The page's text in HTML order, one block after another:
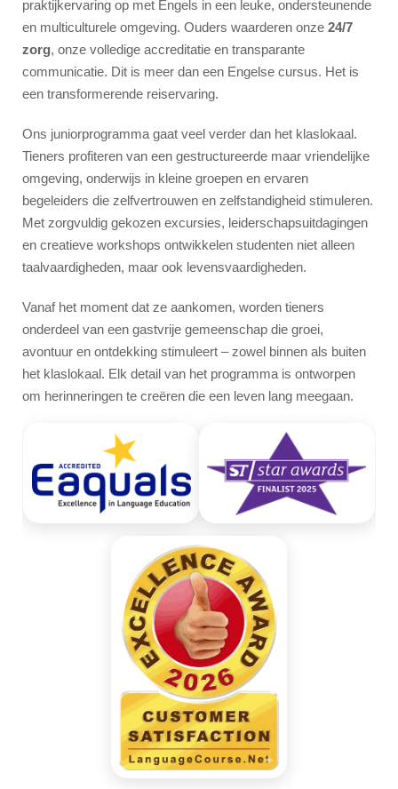
Zomerkamp
Vliegbegeleider
Offerte
praktijkervaring op met Engels in een leuke, ondersteunende
en multiculturele omgeving. Ouders waarderen onze 24/7
zorg, onze volledige accreditatie en transparante
communicatie. Dit is meer dan een Engelse cursus. Het is
een transformerende reiservaring.
Ons juniorprogramma gaat veel verder dan het klaslokaal.
Tieners profiteren van een gestructureerde maar vriendelijke
omgeving, onderwijs in kleine groepen en ervaren
begeleiders die zelfvertrouwen en zelfstandigheid stimuleren.
Met zorgvuldig gekozen excursies, leiderschapsuitdagingen
en creatieve workshops ontwikkelen studenten niet alleen
taalvaardigheden, maar ook levensvaardigheden.
Vanaf het moment dat ze aankomen, worden tieners
onderdeel van een gastvrije gemeenschap die groei,
avontuur en ontdekking stimuleert – zowel binnen als buiten
het klaslokaal. Elk detail van het programma is ontworpen
om herinneringen te creëren die een leven lang meegaan.